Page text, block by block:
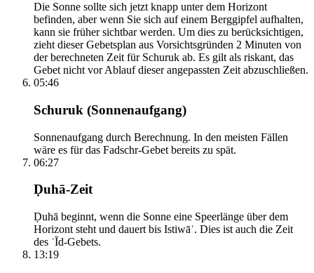
Die Sonne sollte sich jetzt knapp unter dem Horizont
befinden, aber wenn Sie sich auf einem Berggipfel aufhalten,
kann sie früher sichtbar werden. Um dies zu berücksichtigen,
zieht dieser Gebetsplan aus Vorsichtsgründen 2 Minuten von
der berechneten Zeit für Schuruk ab. Es gilt als riskant, das
Gebet nicht vor Ablauf dieser angepassten Zeit abzuschließen.
05:46
Schuruk (Sonnenaufgang)
Sonnenaufgang durch Berechnung. In den meisten Fällen
wäre es für das Fadschr-Gebet bereits zu spät.
06:27
Ḍuhā-Zeit
Ḍuhā beginnt, wenn die Sonne eine Speerlänge über dem
Horizont steht und dauert bis Istiwāʾ. Dies ist auch die Zeit
des ʿĪd-Gebets.
13:19